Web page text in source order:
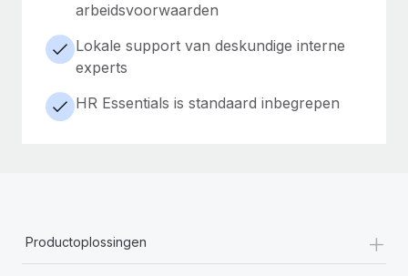
arbeidsvoorwaarden
Lokale support van deskundige interne
experts
HR Essentials is standaard inbegrepen
Productoplossingen +